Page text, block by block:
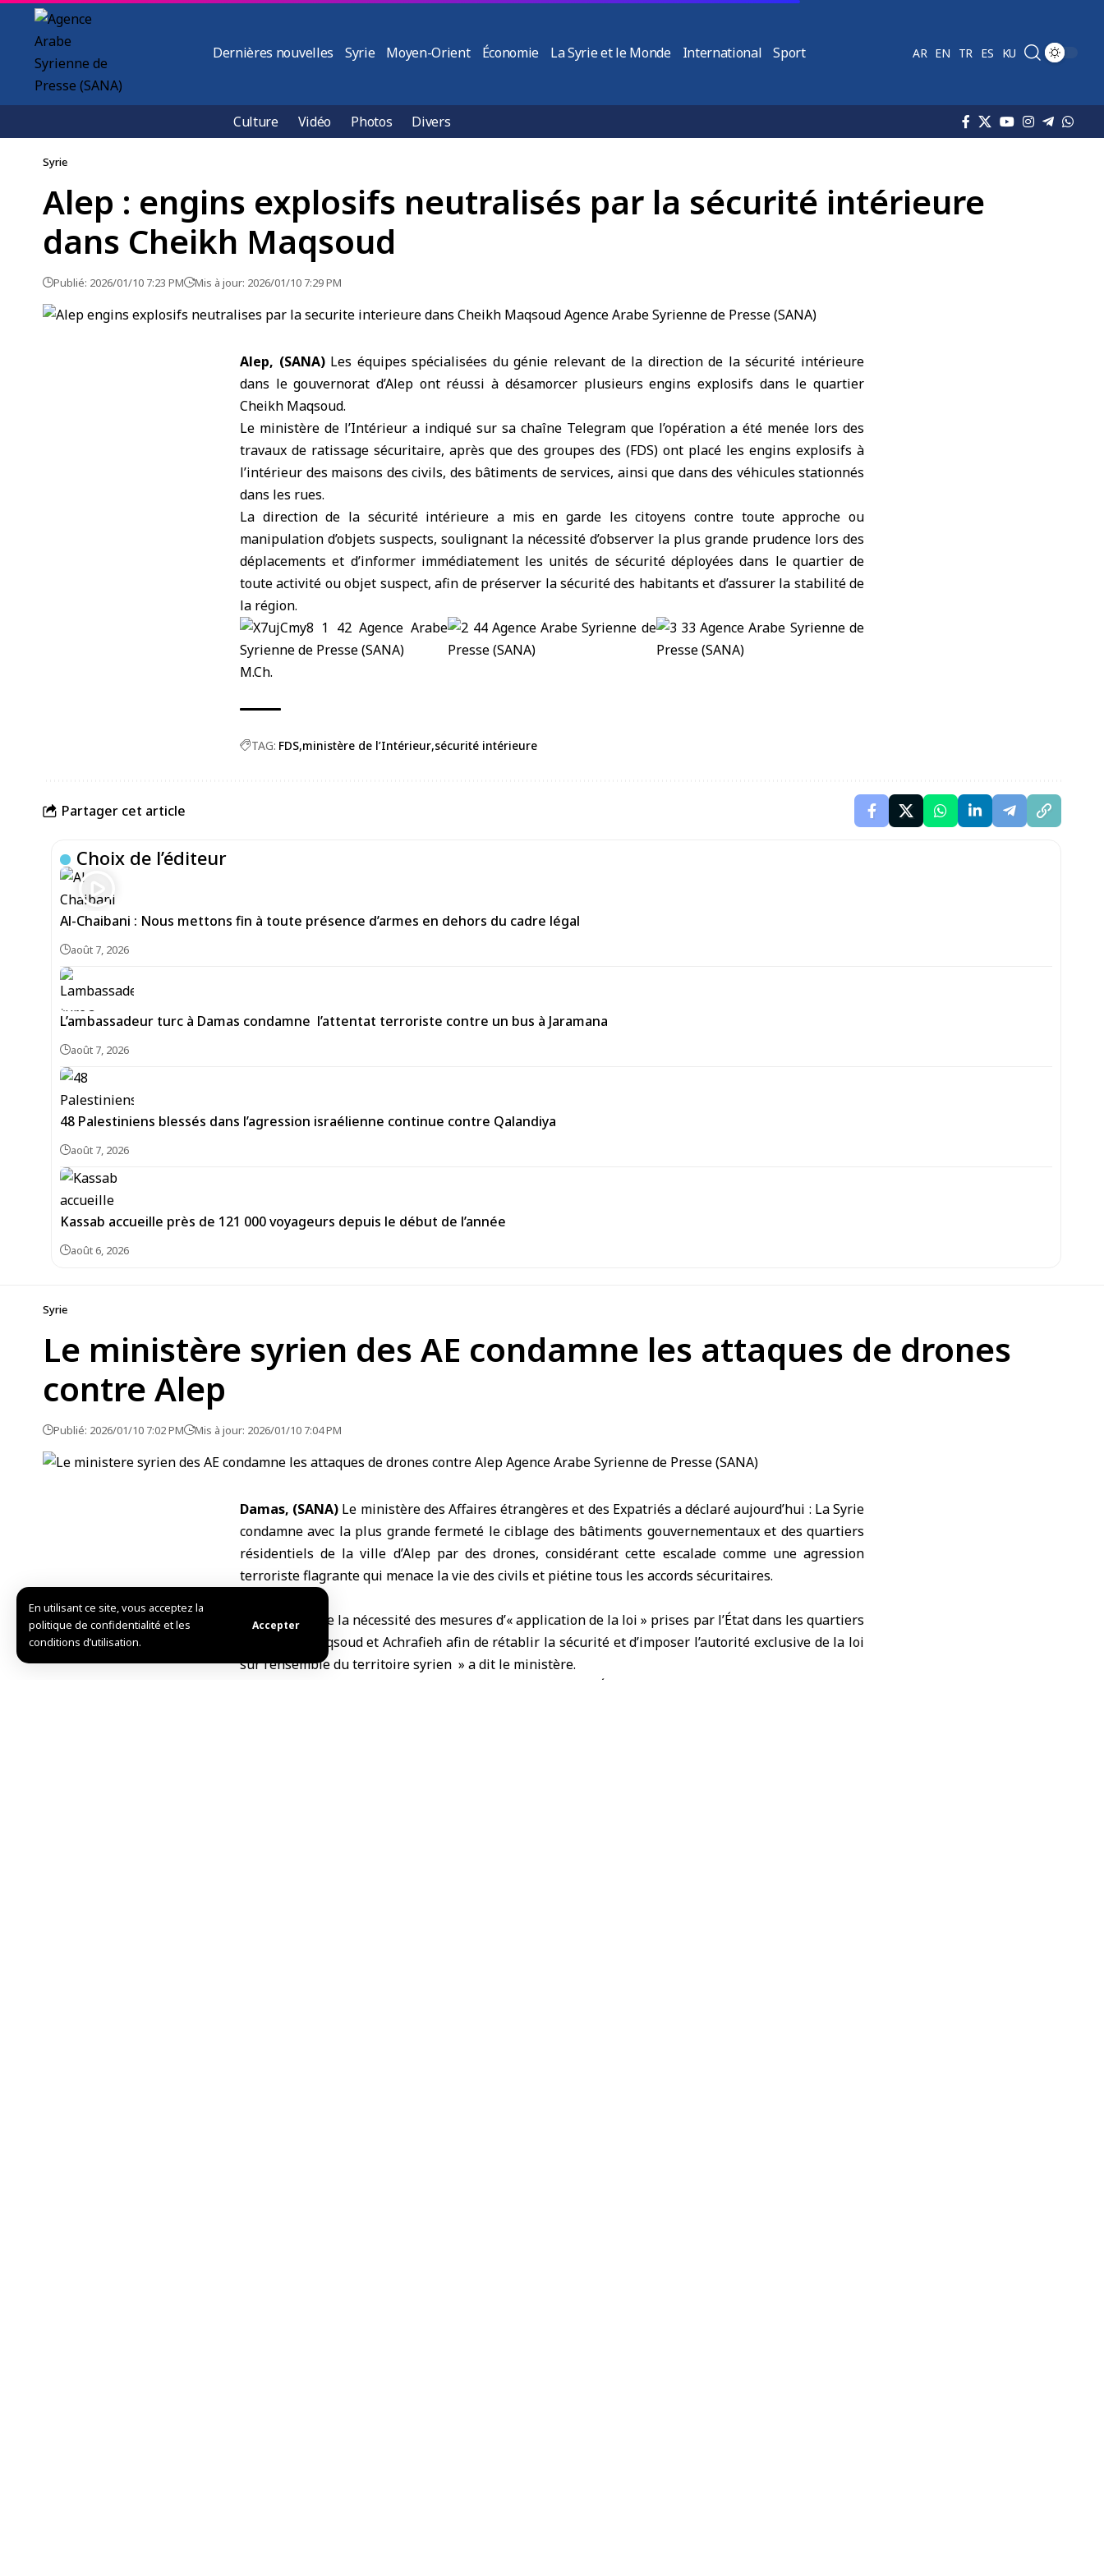
En utilisant ce site, vous acceptez la
politique de confidentialité et les
conditions d’utilisation.
Accepter
Dernières nouvelles Syrie Moyen-Orient Économie La Syrie et le Monde International Sport AR EN TR ES KU
Culture Vidéo Photos Divers
Syrie
Alep : engins explosifs neutralisés par la sécurité intérieure
dans Cheikh Maqsoud
Publié: 2026/01/10 7:23 PM Mis à jour: 2026/01/10 7:29 PM
Alep, (SANA)Les équipes spécialisées du génie relevant de la direction de lasécurité intérieure
dans le gouvernorat d’Alep ont réussi à désamorcer plusieurs engins explosifs dans le quartier
Cheikh Maqsoud.
Le ministère de l’Intérieur a indiqué sur sa chaîne Telegram que l’opération a été menée lors des
travaux de ratissage sécuritaire, après que des groupes des (FDS) ont placé les engins explosifs à
l’intérieur des maisons des civils, des bâtiments de services, ainsi que dans des véhicules stationnés
dans les rues.
La direction de la sécurité intérieure a mis en garde les citoyens contre toute approche ou
manipulation d’objets suspects, soulignant la nécessité d’observer la plus grande prudence lors des
déplacements et d’informer immédiatement les unités de sécurité déployées dans le quartier de
toute activité ou objet suspect, afin de préserver la sécurité des habitants et d’assurer la stabilité de
la région.
M.Ch.
TAG: FDS ministère de l’Intérieur sécurité intérieure
Partager cet article
Choix de l’éditeur
Al-Chaibani : Nous mettons fin à toute présence d’armes en dehors du cadre légal
août 7, 2026
L’ambassadeur turc à Damas condamne l’attentat terroriste contre un bus à Jaramana
août 7, 2026
48 Palestiniens blessés dans l’agression israélienne continue contre Qalandiya
août 7, 2026
Kassab accueille près de 121 000 voyageurs depuis le début de l’année
août 6, 2026
Syrie
Le ministère syrien des AE condamne les attaques de drones
contre Alep
Publié: 2026/01/10 7:02 PM Mis à jour: 2026/01/10 7:04 PM
Damas, (SANA) Le ministère des Affaires étrangères et des Expatriés a déclaré aujourd’hui : La Syrie
condamne avec la plus grande fermeté le ciblage des bâtiments gouvernementaux et des quartiers
résidentiels de la ville d’Aleppar des drones, considérant cette escalade comme une agression
terroriste flagrante qui menace la vie des civils et piétine tous les accords sécuritaires.
« Cela confirme la nécessité des mesures d’« application de la loi » prises par l’État dans les quartiers
de Cheikh Maqsoud et Achrafieh afin de rétablir la sécurité et d’imposer l’autorité exclusive de la loi
sur l’ensemble du territoire syrien » a dit le ministère.